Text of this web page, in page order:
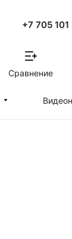
+7 705
Сравнение